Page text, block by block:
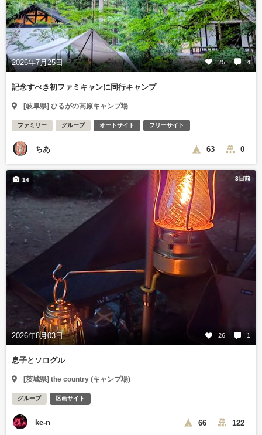
2026年7月25日 25 4
記念すべき初ファミキャンに同行キャンプ
[岐阜県] ひるがの高原キャンプ場
ファミリー グループ オートサイト フリーサイト
ちあ 63 0
3日前
2026年8月03日 26 1
14
息子とソログル
[茨城県] the country (キャンプ場)
グループ 区画サイト
ke-n 66 122